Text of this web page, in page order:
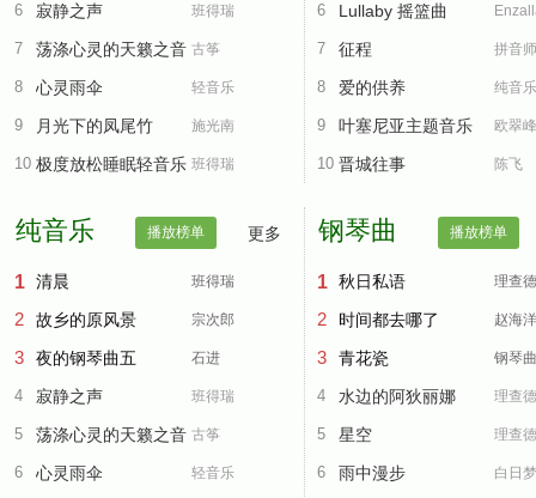
音乐)
6 寂静之声 班得瑞
7 荡涤心灵的天籁之音 古筝
8 心灵雨伞 轻音乐
9 月光下的凤尾竹 施光南
10 极度放松睡眠轻音乐 班得瑞
Koch
6 Lullaby 摇篮曲
7 征程 拼音师
8 爱的供养 纯音乐
9 叶塞尼亚主题音乐 欧翠峰
10 晋城往事 陈飞
纯音乐 播放榜单 更多
1 清晨 班得瑞
2 故乡的原风景 宗次郎
3 夜的钢琴曲五 石进
4 寂静之声 班得瑞
5 荡涤心灵的天籁之音 古筝
6 心灵雨伞 轻音乐
钢琴曲 播放榜单
1 秋日私语 理查德
2 时间都去哪了 赵海洋
3 青花瓷 钢琴曲
4 水边的阿狄丽娜 理查德
5 星空 理查德
6 雨中漫步 白日梦